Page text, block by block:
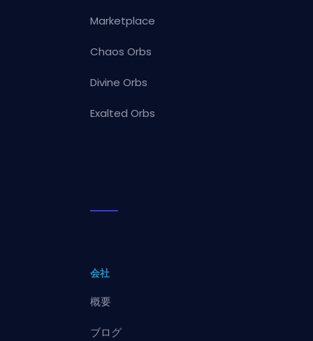
Marketplace
Chaos Orbs
Divine Orbs
Exalted Orbs
会社
概要
ブログ